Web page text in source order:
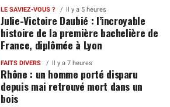
LE SAVIEZ-VOUS ? Il y a 5 heures
Julie-Victoire Daubié : l’incroyable
histoire de la première bachelière de
France, diplômée à Lyon
FAITS DIVERS Il y a 7 heures
Rhône : un homme porté disparu
depuis mai retrouvé mort dans un
bois